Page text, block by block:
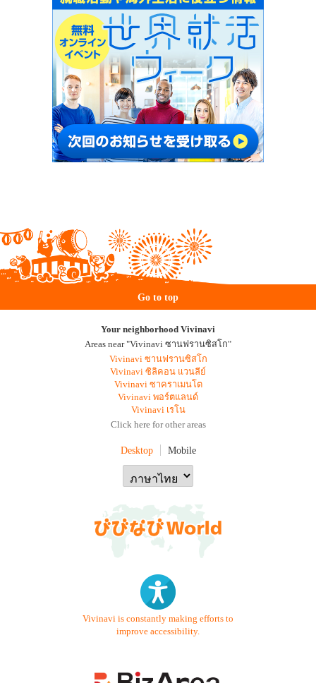
Go to top
Your neighborhood Vivinavi
Areas near "Vivinavi ซานฟรานซิสโก"
Vivinavi ซานฟรานซิสโก
Vivinavi ซิลิคอน แวนลีย์
Vivinavi ซาคราเมนโต
Vivinavi พอร์ตแลนด์
Vivinavi เรโน
Click here for other areas
Desktop Mobile
Vivinavi is constantly making efforts to
improve accessibility.